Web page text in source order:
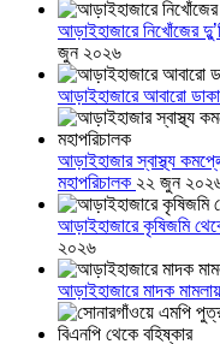
আড়াইহাজারে নিখোঁজের
জুন ২০২৬
আড়াইহাজারে আবারো
আড়াইহাজার স্বাস্থ্য
মহাপরিচালক ২২ জুন
আড়াইহাজারে কৃষিজমি
২০২৬
আড়াইহাজারে মাদক